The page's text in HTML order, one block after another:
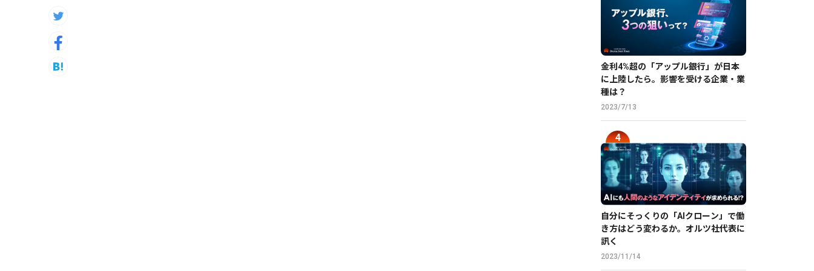
金利4%超の「アップル銀行」が日本
に上陸したら。影響を受ける企業・業
種は？
2023/7/13
自分にそっくりの「AIクローン」で働
き方はどう変わるか。オルツ社代表に
訊く
2023/11/14